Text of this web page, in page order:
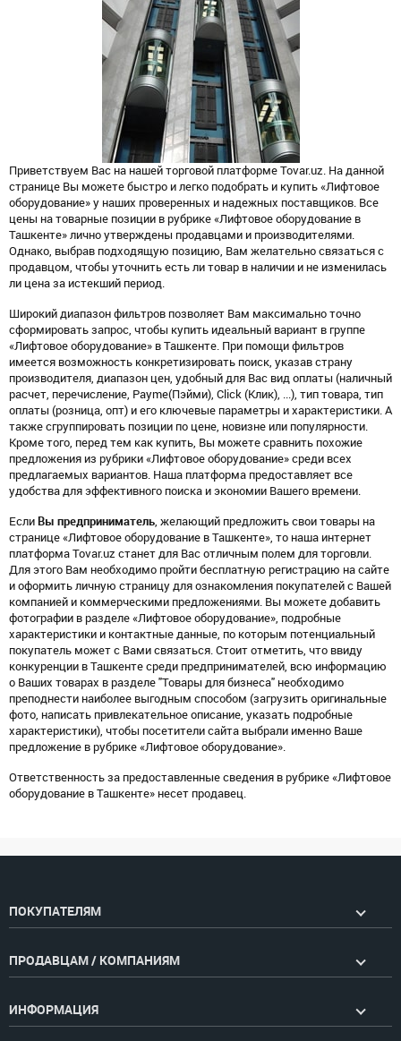
Приветствуем Вас на нашей торговой платформе Tovar.uz. На данной
странице Вы можете быстро и легко подобрать и купить «Лифтовое
оборудование» у наших проверенных и надежных поставщиков. Все
цены на товарные позиции в рубрике «Лифтовое оборудование в
Ташкенте» лично утверждены продавцами и производителями.
Однако, выбрав подходящую позицию, Вам желательно связаться с
продавцом, чтобы уточнить есть ли товар в наличии и не изменилась
ли цена за истекший период.
Широкий диапазон фильтров позволяет Вам максимально точно
сформировать запрос, чтобы купить идеальный вариант в группе
«Лифтовое оборудование» в Ташкенте. При помощи фильтров
имеется возможность конкретизировать поиск, указав страну
производителя, диапазон цен, удобный для Вас вид оплаты (наличный
расчет, перечисление, Payme(Пэйми), Click (Клик), ...), тип товара, тип
оплаты (розница, опт) и его ключевые параметры и характеристики. А
также сгруппировать позиции по цене, новизне или популярности.
Кроме того, перед тем как купить, Вы можете сравнить похожие
предложения из рубрики «Лифтовое оборудование» среди всех
предлагаемых вариантов. Наша платформа предоставляет все
удобства для эффективного поиска и экономии Вашего времени.
Если Вы предприниматель, желающий предложить свои товары на
странице «Лифтовое оборудование в Ташкенте», то наша интернет
платформа Tovar.uz станет для Вас отличным полем для торговли.
Для этого Вам необходимо пройти бесплатную регистрацию на сайте
и оформить личную страницу для ознакомления покупателей с Вашей
компанией и коммерческими предложениями. Вы можете добавить
фотографии в разделе «Лифтовое оборудование», подробные
характеристики и контактные данные, по которым потенциальный
покупатель может с Вами связаться. Стоит отметить, что ввиду
конкуренции в Ташкенте среди предпринимателей, всю информацию
о Ваших товарах в разделе "Товары для бизнеса" необходимо
преподнести наиболее выгодным способом (загрузить оригинальные
фото, написать привлекательное описание, указать подробные
характеристики), чтобы посетители сайта выбрали именно Ваше
предложение в рубрике «Лифтовое оборудование».
Ответственность за предоставленные сведения в рубрике «Лифтовое
оборудование в Ташкенте» несет продавец.
ПОКУПАТЕЛЯМ
ПРОДАВЦАМ / КОМПАНИЯМ
ИНФОРМАЦИЯ